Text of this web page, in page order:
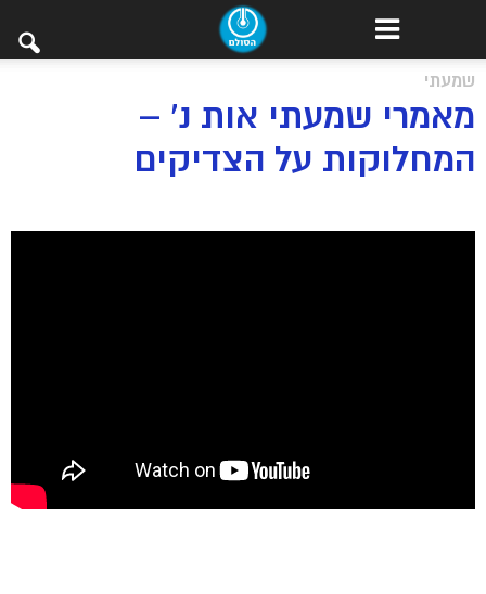
שמעתי
מאמרי שמעתי אות נ’ –
המחלוקות על הצדיקים